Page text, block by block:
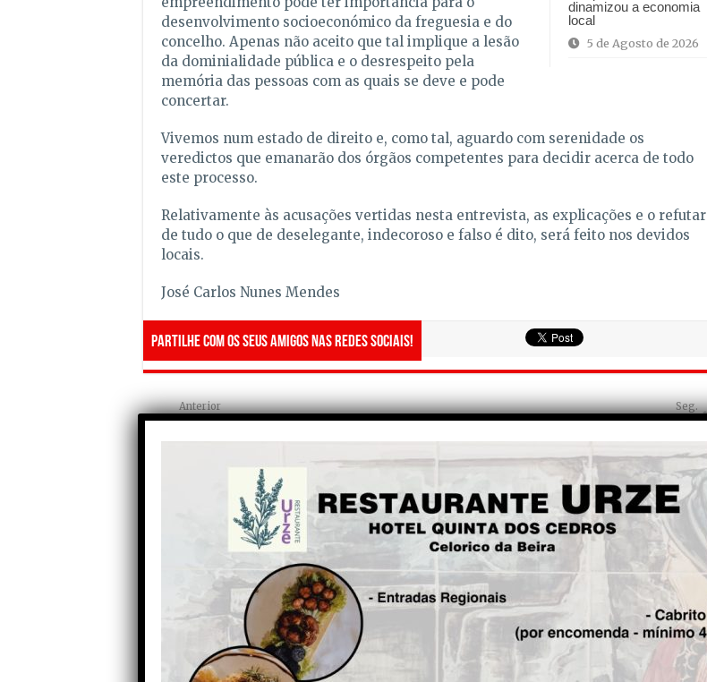
dinamizou a economia
local
5 de Agosto de 2026
desenvolvimento socioeconómico da freguesia e do
concelho. Apenas não aceito que tal implique a lesão
da dominialidade pública e o desrespeito pela
memória das pessoas com as quais se deve e pode
concertar.
Vivemos num estado de direito e, como tal, aguardo com serenidade os
veredictos que emanarão dos órgãos competentes para decidir acerca de todo
este processo.
Relativamente às acusações vertidas nesta entrevista, as explicações e o refutar
de tudo o que de deselegante, indecoroso e falso é dito, será feito nos devidos
locais.
José Carlos Nunes Mendes
Partilhe com os seus amigos nas redes sociais!
Anterior
Rafael Gomes conquistou 2º
Seg.
FCOH retomou comando do
futebol